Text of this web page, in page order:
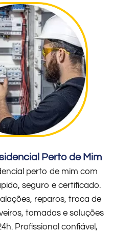
Perto de Mim
perto de mim com
seguro e certificado.
reparos, troca de
tomadas e soluções
Profissional confiável,